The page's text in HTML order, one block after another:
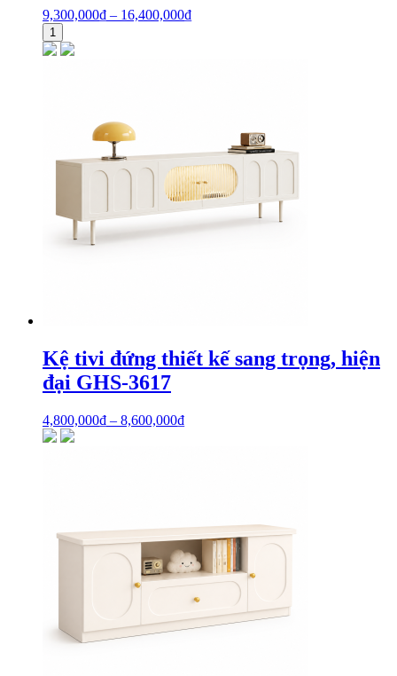
9,300,000₫ – 16,400,000₫
1
Kệ tivi đứng thiết kế sang trọng, hiện
đại GHS-3617
4,800,000₫ – 8,600,000₫